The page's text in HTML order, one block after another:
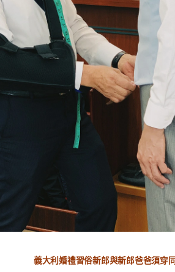
義大利婚禮習俗新郎與新郎爸爸須穿